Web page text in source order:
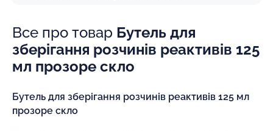
Все про товар Бутель для
зберігання розчинів реактивів 125
мл прозоре скло
Бутель для зберігання розчинів реактивів 125 мл
прозоре скло